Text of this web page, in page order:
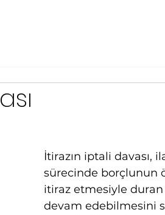
İtirazın iptali davası,
sürecinde borçlunun
itiraz etmesiyle
devam edebilmesini